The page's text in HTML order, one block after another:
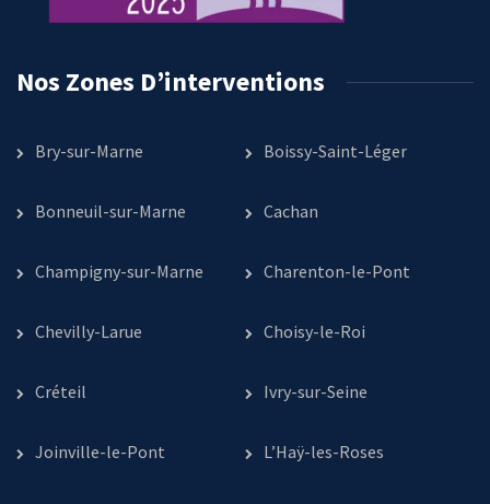
Nos Zones D’interventions
Bry-sur-Marne Boissy-Saint-Léger
Bonneuil-sur-Marne Cachan
Champigny-sur-Marne Charenton-le-Pont
Chevilly-Larue Choisy-le-Roi
Créteil Ivry-sur-Seine
Joinville-le-Pont L’Haÿ-les-Roses